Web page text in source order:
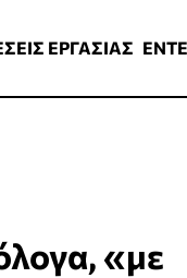
ΕΡΓΑΣΙΑΣ
«με